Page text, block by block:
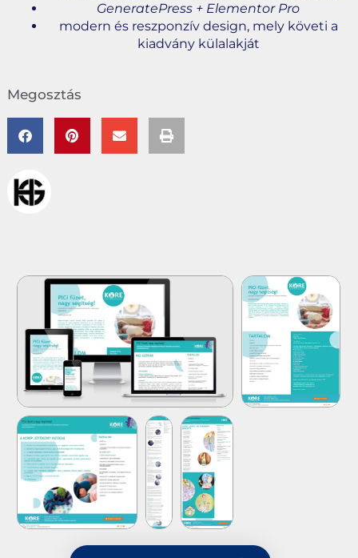
GeneratePress + Elementor Pro
modern és reszponzív design, mely követi a
kiadvány külalakját
Megosztás